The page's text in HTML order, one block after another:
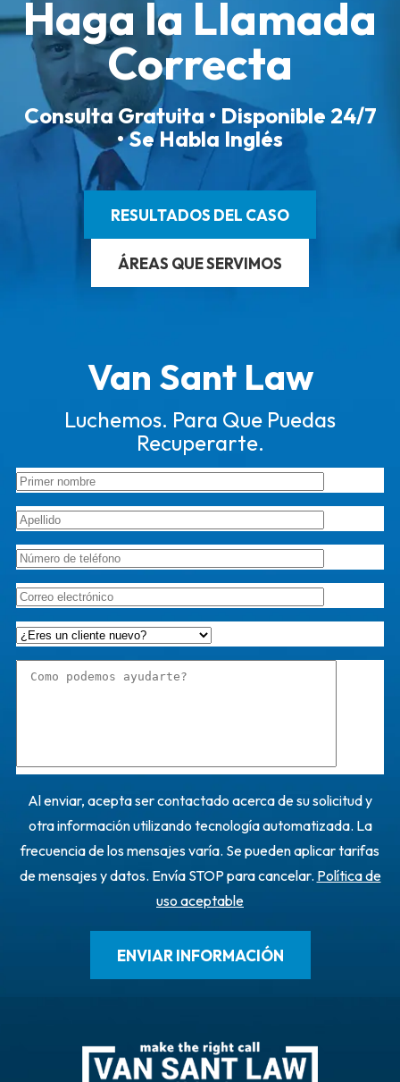
Haga la Llamada
Correcta
Consulta Gratuita • Disponible 24/7
• Se Habla Inglés
RESULTADOS DEL CASO
ÁREAS QUE SERVIMOS
Van Sant Law
Luchemos. Para Que Puedas
Recuperarte.
Al enviar, acepta ser contactado acerca de su solicitud y
otra información utilizando tecnología automatizada. La
frecuencia de los mensajes varía. Se pueden aplicar tarifas
de mensajes y datos. Envía STOP para cancelar. Política de
uso aceptable